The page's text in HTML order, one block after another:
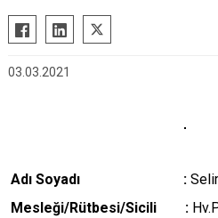
03.03.2021
Adı Soyadı :
Mesleği/Rütbesi/Sicili :